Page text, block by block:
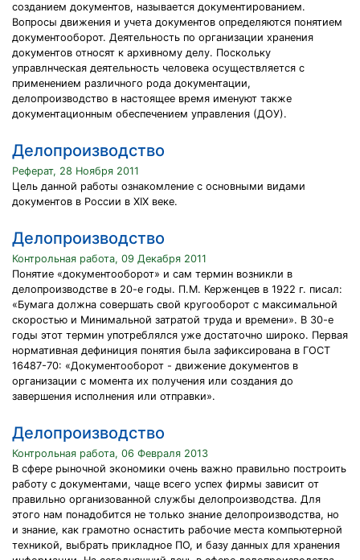
созданием документов, называется документированием.
Вопросы движения и учета документов определяются понятием
документооборот. Деятельность по организации хранения
документов относят к архивному делу. Поскольку
управлнческая деятельность человека осуществляется с
применением различного рода документации,
делопроизводство в настоящее время именуют также
документационным обеспечением управления (ДОУ).
Делопроизводство
Реферат, 28 Ноября 2011
Цель данной работы ознакомление с основными видами
документов в России в XIX веке.
Делопроизводство
Контрольная работа, 09 Декабря 2011
Понятие «документооборот» и сам термин возникли в
делопроизводстве в 20-е годы. П.М. Керженцев в 1922 г. писал:
«Бумага должна совершать свой кругооборот с максимальной
скоростью и Минимальной затратой труда и времени». В 30-е
годы этот термин употреблялся уже достаточно широко. Первая
нормативная дефиниция понятия была зафиксирована в ГОСТ
16487-70: «Документооборот - движение документов в
организации с момента их получения или создания до
завершения исполнения или отправки».
Делопроизводство
Контрольная работа, 06 Февраля 2013
В сфере рыночной экономики очень важно правильно построить
работу с документами, чаще всего успех фирмы зависит от
правильно организованной службы делопроизводства. Для
этого нам понадобится не только знание делопроизводства, но
и знание, как грамотно оснастить рабочие места компьютерной
техникой, выбрать прикладное ПО, и базу данных для хранения